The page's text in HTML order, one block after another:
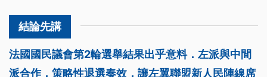
法國國民議會第2輪選舉結果出乎意料．左派與中間
派合作，策略性退選奏效，讓左翼聯盟新人民陣線席